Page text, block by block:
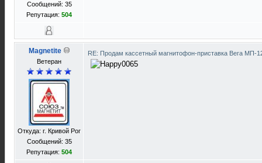
Сообщений: 35
Репутация: 504
Magnetite
Ветеран
Откуда: г. Кривой Рог
Сообщений: 35
Репутация: 504
RE: Продам кассетный магнитофон-приставка Вега МП-